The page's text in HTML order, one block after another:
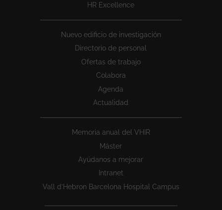
HR Excellence
Nuevo edificio de investigación
Directorio de personal
Ofertas de trabajo
Colabora
Agenda
Actualidad
Memoria anual del VHIR
Máster
Ayúdanos a mejorar
Intranet
Vall d’Hebron Barcelona Hospital Campus